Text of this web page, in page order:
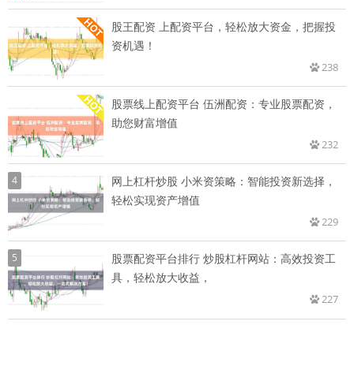
股王配资 上配资平台，轻松放大资金，把握投
资机遇！
238
股票线上配资平台 伍洲配资：专业股票配资，
助您财富增值
232
4
网上杠杆炒股 小米资策略：智能投资新选择，
轻松实现资产增值
229
5
股票配资平台排行 炒股杠杆网站：高效投资工
具，轻松放大收益，
227